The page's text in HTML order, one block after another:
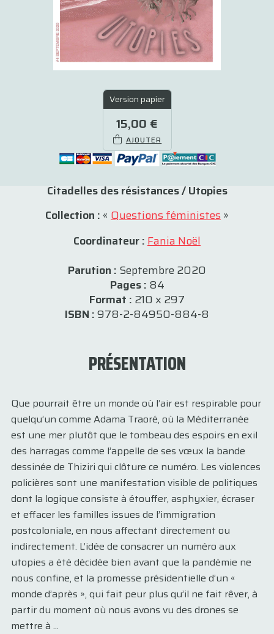
Version papier
15,00 €
AJOUTER
Citadelles des résistances / Utopies
Collection : « Questions féministes»
Coordinateur :Fania Noël
Parution : Septembre 2020
Pages : 84
Format : 210 x 297
ISBN :978-2-84950-884-8
PRÉSENTATION
Que pourrait être un monde où l’air est respirable pour
quelqu’un comme Adama Traoré, où la Méditerranée
est une mer plutôt que le tombeau des espoirs en exil
des harragas comme l’appelle de ses vœux la bande
dessinée de Thiziri qui clôture ce numéro. Les violences
policières sont une manifestation visible de politiques
dont la logique consiste à étouffer, asphyxier, écraser
et effacer les familles issues de l’immigration
postcoloniale, en nous affectant directement ou
indirectement. L’idée de consacrer un numéro aux
utopies a été décidée bien avant que la pandémie ne
nous confine, et la promesse présidentielle d’un «
monde d’après », qui fait peur plus qu’il ne fait rêver, à
partir du moment où nous avons vu des drones se
mettre à ...